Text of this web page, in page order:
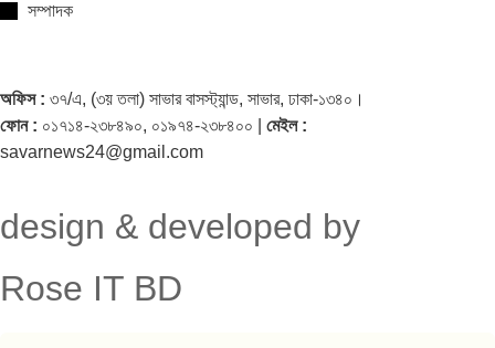
সম্পাদক
অফিস : ৩৭/এ, (৩য় তলা) সাভার বাসস্ট্যান্ড, সাভার, ঢাকা-১৩৪০।
ফোন : ০১৭১৪-২৩৮৪৯০, ০১৯৭৪-২৩৮৪০০ | মেইল :
savarnews24@gmail.com
design & developed by
Rose IT BD